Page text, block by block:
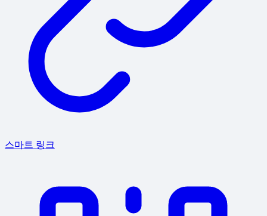
스마트 링크